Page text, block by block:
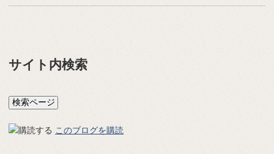
サイト内検索
このブログを購読